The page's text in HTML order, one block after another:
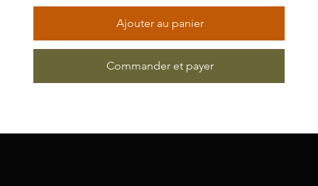
Ajouter au panier
Commander et payer